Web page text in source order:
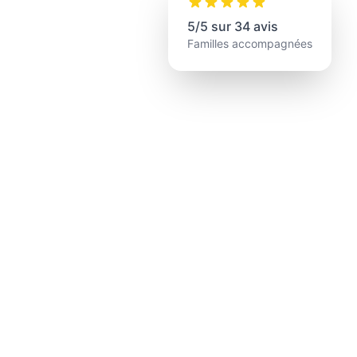
5/5 sur 34 avis
Familles accompagnées